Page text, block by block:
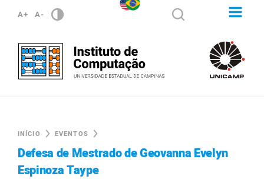
A+ A-
INÍCIO EVENTOS
Defesa de Mestrado de Geovanna Evelyn
Espinoza Taype